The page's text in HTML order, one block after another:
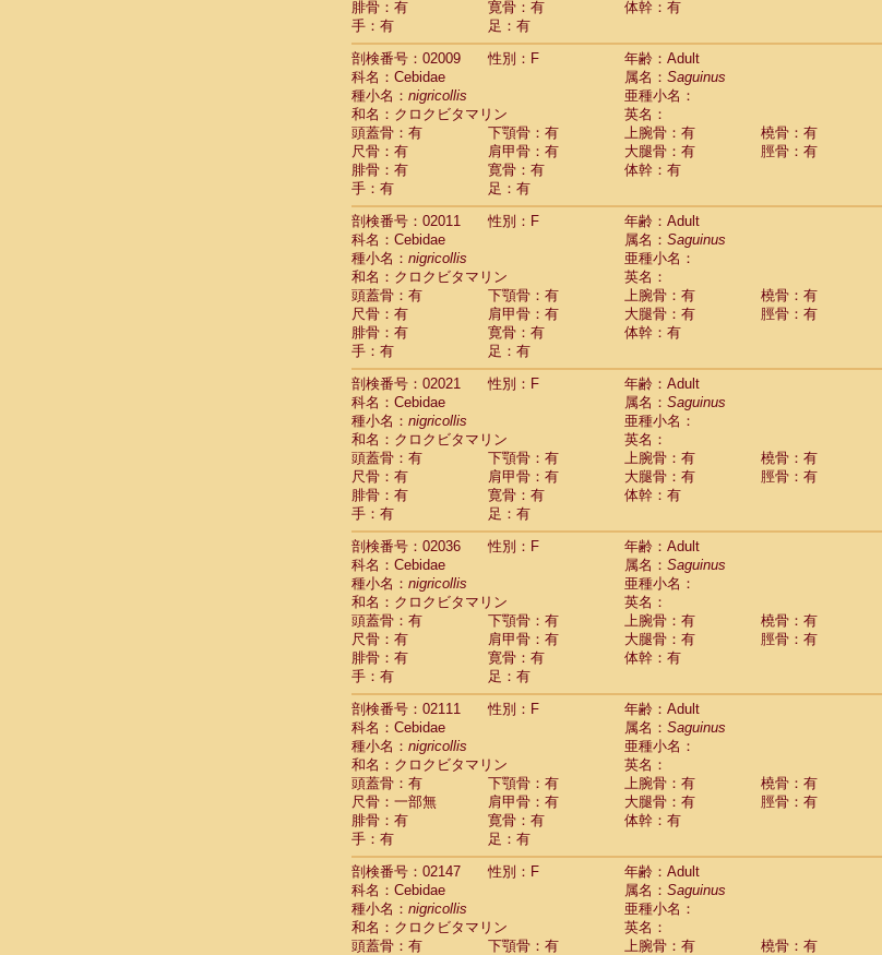
Pitheciidae Chiropotes satanas
Pitheciidae Pithecia monachus
Pitheciidae Pithecia pithecia (0)
Cercopithecidae Cercocebus agilis (0)
Cercopithecidae Cercocebus galeritus chrysogaster
Cercopithecidae Cercocebus torquatus atys
CercopithecidaeCercocebus torquatus lunulatus(1)
CercopithecidaeCercocebus torquatus torquatus(0)
CercopithecidaeCercocebus hybrid(2)
CercopithecidaeCercocebus
CercopithecidaeLophocebus albigena(0)
Cercopithecidae (1)
Cercopithecidae Papio cynocephalus (7)
Cercopithecidae Papio hamadryas(1)
CercopithecidaePapio papio
CercopithecidaePapio
CercopithecidaeMandrillus leucophaeus
CercopithecidaeMandrillus sphinx
CercopithecidaeTheropithecus gelada(0)
CercopithecidaeMacaca arctoides(3)
Cercopithecidae Macaca assamensis(1)
Cercopithecidae Macaca brunnescens
CercopithecidaeMacaca cyclopis (17)
CercopithecidaeMacaca fascicularis (313)
CercopithecidaeMacaca fuscaca fuscata
CercopithecidaeMacaca fuscata yakui
CercopithecidaeMacaca fuscatahybrid(1)
CercopithecidaeMacaca maura(3)
Cercopithecidae Macaca mulatta(55)
Cercopithecidae Macaca nemestrina(3)
Cercopithecidae Macaca nigra(0)
CercopithecidaeMacaca radiata(27)
CercopithecidaeMacaca silenus(0)
CercopithecidaeMacaca sinica (1)
CercopithecidaeMacaca sylvanus
CercopithecidaeMacaca thibetana (0)
Cercopithecidae Macaca tonkeana (0)
Cercopithecidae hybrid(1)
Cercopithecidae (0)
CercopithecidaeAllenopithecus nigroviridis
CercopithecidaeCercopithecus ascanius
CercopithecidaeCercopithecus ascanius schmidti
CercopithecidaeCercopithecus cephus
CercopithecidaeCercopithecus diana (0)
CercopithecidaeCercopithecus hamlyni(0)
Cercopithecidae Cercopithecus lhoesti
Cercopithecidae Cercopithecus mitis
CercopithecidaeCercopithecus mitis doggetti
腓骨：有
寛骨：有
体幹：有
手：有
足：有
剖検番号：02009
性別：F
年齢：Adult
科名：Cebidae
属名： Saguinus
種小名： nigricollis
亜種小名：
和名：クロクビタマリン
英名：
頭蓋骨：有
下顎骨：有 上腕骨：有
橈骨：有
尺骨：有
肩甲骨：有 大腿骨：有
脛骨：有
腓骨：有
寛骨：有
体幹：有
手：有
足：有
剖検番号：02011
性別：F
年齢：Adult
科名：Cebidae
属名： Saguinus
種小名： nigricollis
亜種小名：
和名：クロクビタマリン
英名：
頭蓋骨：有
下顎骨：有 上腕骨：有
橈骨：有
尺骨：有
肩甲骨：有 大腿骨：有
脛骨：有
腓骨：有
寛骨：有
体幹：有
手：有
足：有
剖検番号：02021
性別：F
年齢：Adult
科名：Cebidae
属名： Saguinus
種小名： nigricollis
亜種小名：
和名：クロクビタマリン
英名：
頭蓋骨：有
下顎骨：有 上腕骨：有
橈骨：有
尺骨：有
肩甲骨：有 大腿骨：有
脛骨：有
腓骨：有
寛骨：有
体幹：有
手：有
足：有
剖検番号：02036
性別：F
年齢：Adult
科名：Cebidae
属名： Saguinus
種小名： nigricollis
亜種小名：
和名：クロクビタマリン
英名：
頭蓋骨：有
下顎骨：有 上腕骨：有
橈骨：有
尺骨：有
肩甲骨：有 大腿骨：有
脛骨：有
腓骨：有
寛骨：有
体幹：有
手：有
足：有
剖検番号：02111
性別：F
年齢：Adult
科名：Cebidae
属名： Saguinus
種小名： nigricollis
亜種小名：
和名：クロクビタマリン
英名：
頭蓋骨：有
下顎骨：有 上腕骨：有
橈骨：有
尺骨：一部無
肩甲骨：有 大腿骨：有
脛骨：有
腓骨：有
寛骨：有
体幹：有
手：有
足：有
剖検番号：02147
性別：F
年齢：Adult
科名：Cebidae
属名： Saguinus
種小名： nigricollis
亜種小名：
和名：クロクビタマリン
英名：
頭蓋骨：有
下顎骨：有 上腕骨：有
橈骨：有